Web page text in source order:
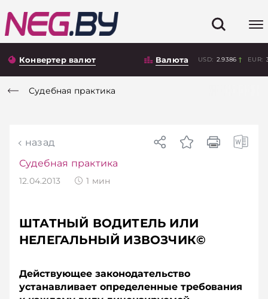
Конвертер валют Валюта USD: 2.9386 EUR:
Судебная практика
назад
Судебная практика
12.04.2013 1 мин
ШТАТНЫЙ ВОДИТЕЛЬ ИЛИ
НЕЛЕГАЛЬНЫЙ ИЗВОЗЧИК©
Действующее законодательство
устанавливает определенные требования